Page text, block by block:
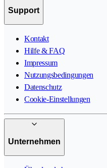
Support
Kontakt
Hilfe & FAQ
Impressum
Nutzungsbedingungen
Datenschutz
Cookie-Einstellungen
Unternehmen